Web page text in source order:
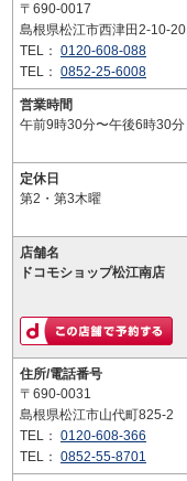
〒690-0017
島根県松江市西津田2-10-20
TEL： 0120-608-088
TEL： 0852-25-6008
営業時間
午前9時30分〜午後6時30分
定休日
第2・第3木曜
店舗名
ドコモショップ松江南店
住所/電話番号
〒690-0031
島根県松江市山代町825-2
TEL： 0120-608-366
TEL： 0852-55-8701